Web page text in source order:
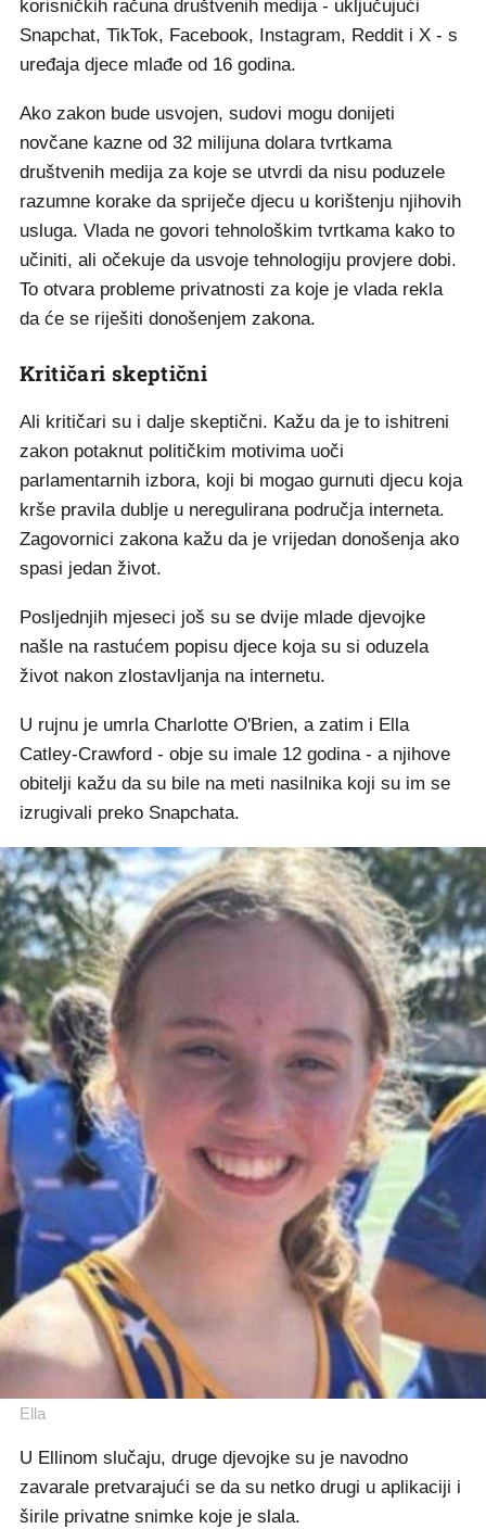
korisničkih računa društvenih medija - uključujući
Snapchat, TikTok, Facebook, Instagram, Reddit i X - s
uređaja djece mlađe od 16 godina.
Ako zakon bude usvojen, sudovi mogu donijeti
novčane kazne od 32 milijuna dolara tvrtkama
društvenih medija za koje se utvrdi da nisu poduzele
razumne korake da spriječe djecu u korištenju njihovih
usluga. Vlada ne govori tehnološkim tvrtkama kako to
učiniti, ali očekuje da usvoje tehnologiju provjere dobi.
To otvara probleme privatnosti za koje je vlada rekla
da će se riješiti donošenjem zakona.
Kritičari skeptični
Ali kritičari su i dalje skeptični. Kažu da je to ishitreni
zakon potaknut političkim motivima uoči
parlamentarnih izbora, koji bi mogao gurnuti djecu koja
krše pravila dublje u neregulirana područja interneta.
Zagovornici zakona kažu da je vrijedan donošenja ako
spasi jedan život.
Posljednjih mjeseci još su se dvije mlade djevojke
našle na rastućem popisu djece koja su si oduzela
život nakon zlostavljanja na internetu.
U rujnu je umrla Charlotte O'Brien, a zatim i Ella
Catley-Crawford - obje su imale 12 godina - a njihove
obitelji kažu da su bile na meti nasilnika koji su im se
izrugivali preko Snapchata.
Ella
U Ellinom slučaju, druge djevojke su je navodno
zavarale pretvarajući se da su netko drugi u aplikaciji i
širile privatne snimke koje je slala.